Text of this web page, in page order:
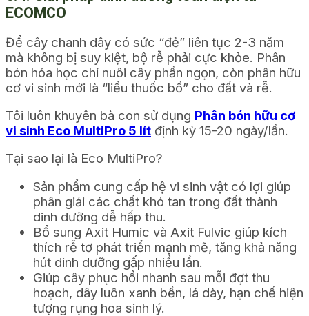
ECOMCO
Để cây chanh dây có sức “đẻ” liên tục 2-3 năm
mà không bị suy kiệt, bộ rễ phải cực khỏe. Phân
bón hóa học chỉ nuôi cây phần ngọn, còn phân hữu
cơ vi sinh mới là “liều thuốc bổ” cho đất và rễ.
Tôi luôn khuyên bà con sử dụng Phân bón hữu cơ
vi sinh Eco MultiPro 5 lít định kỳ 15-20 ngày/lần.
Tại sao lại là Eco MultiPro?
Sản phẩm cung cấp hệ vi sinh vật có lợi giúp
phân giải các chất khó tan trong đất thành
dinh dưỡng dễ hấp thu.
Bổ sung Axit Humic và Axit Fulvic giúp kích
thích rễ tơ phát triển mạnh mẽ, tăng khả năng
hút dinh dưỡng gấp nhiều lần.
Giúp cây phục hồi nhanh sau mỗi đợt thu
hoạch, dây luôn xanh bền, lá dày, hạn chế hiện
tượng rụng hoa sinh lý.